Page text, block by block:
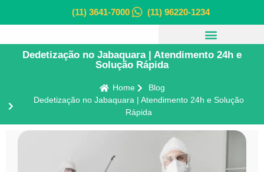
(11) 3641-7000 (11) 96220-1234
Dedetização no Jabaquara | Atendimento 24h e
Solução Rápida
Home
Blog
Dedetização no Jabaquara | Atendimento 24h e Solução
Rápida